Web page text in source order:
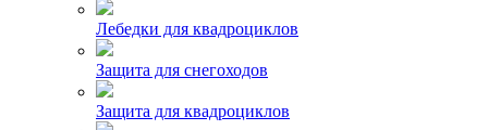
Лебедки для квадроциклов
Защита для снегоходов
Защита для квадроциклов